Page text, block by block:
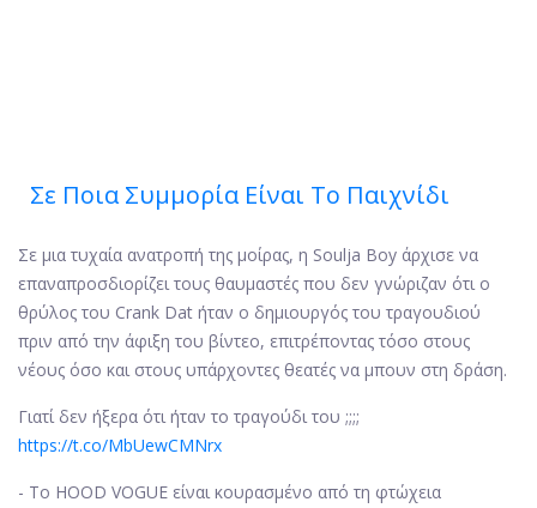
Σε Ποια Συμμορία Είναι Το Παιχνίδι
Σε μια τυχαία ανατροπή της μοίρας, η Soulja Boy άρχισε να
επαναπροσδιορίζει τους θαυμαστές που δεν γνώριζαν ότι ο
θρύλος του Crank Dat ήταν ο δημιουργός του τραγουδιού
πριν από την άφιξη του βίντεο, επιτρέποντας τόσο στους
νέους όσο και στους υπάρχοντες θεατές να μπουν στη δράση.
Γιατί δεν ήξερα ότι ήταν το τραγούδι του ;;;;
https://t.co/MbUewCMNrx
- Το HOOD VOGUE είναι κουρασμένο από τη φτώχεια